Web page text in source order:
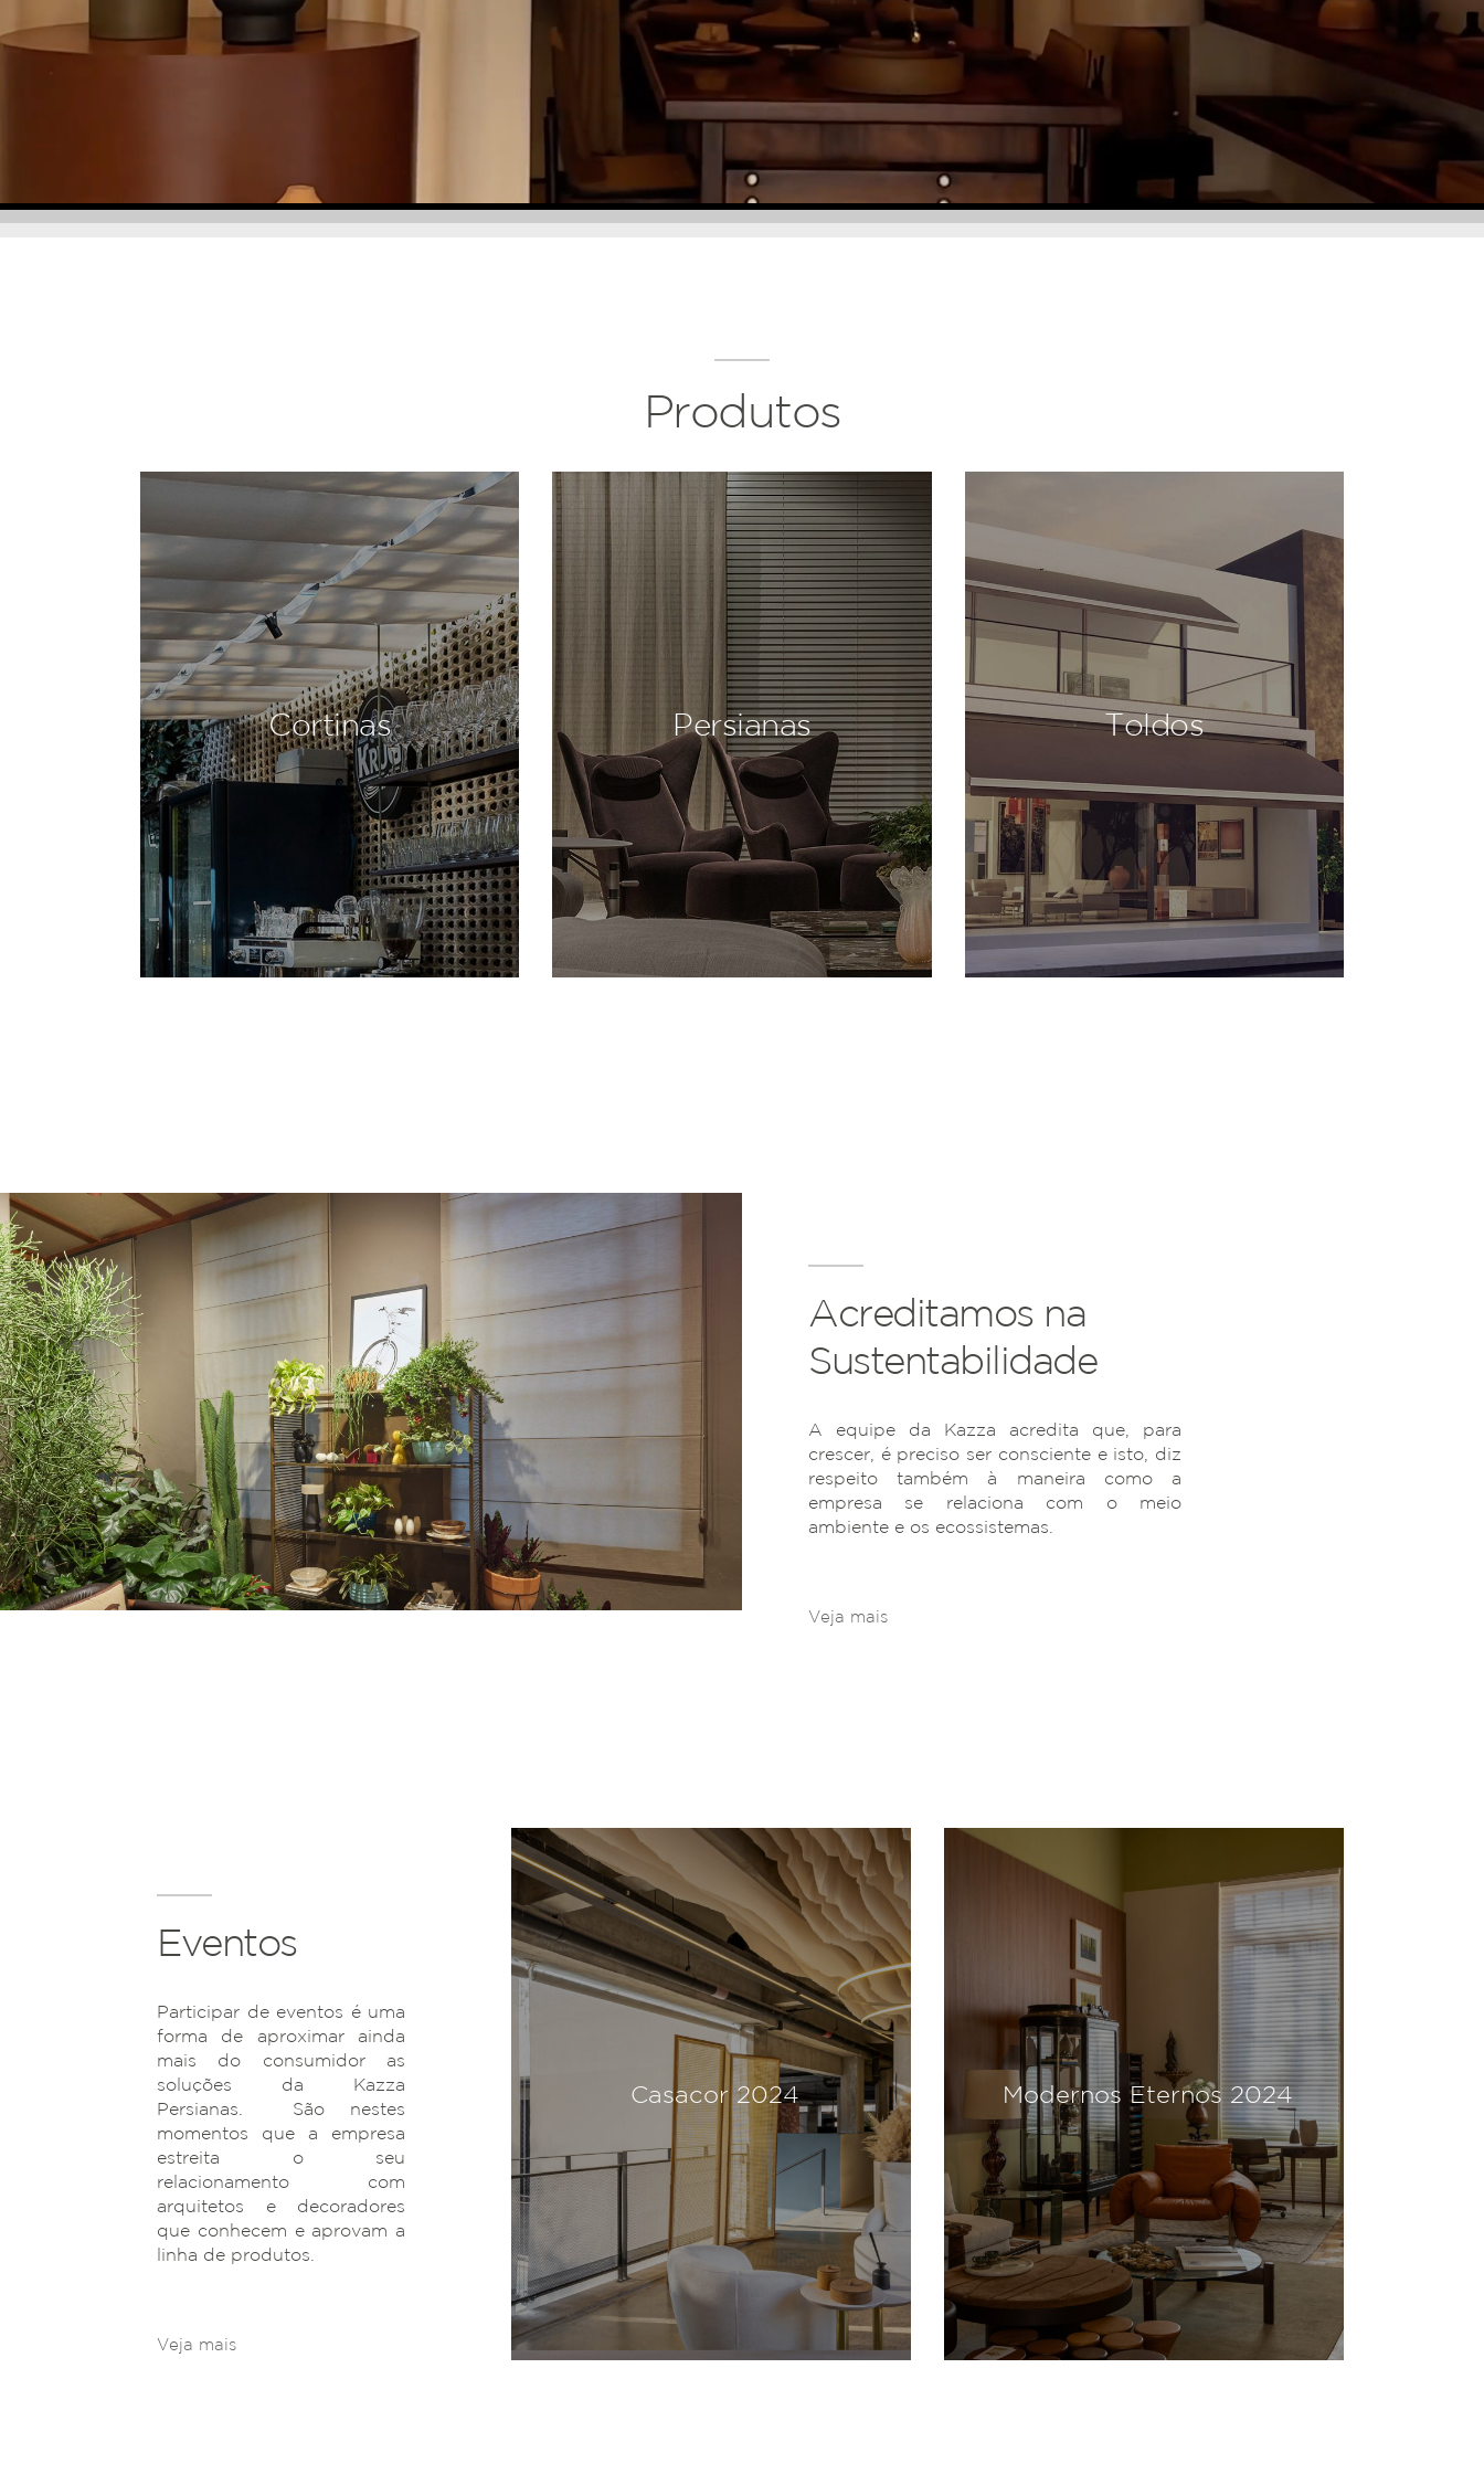
Produtos
Cortinas Persianas Toldos
Acreditamos na
Sustentabilidade
A equipe da Kazza acredita que, para
crescer, é preciso ser consciente e isto, diz
respeito também à maneira como a
empresa se relaciona com o meio
ambiente e os ecossistemas.
Veja mais
Eventos
Participar de eventos é uma
forma de aproximar ainda
mais do consumidor as
soluções da Kazza
Persianas. São nestes
momentos que a empresa
estreita o seu
relacionamento com
arquitetos e decoradores
que conhecem e aprovam a
linha de produtos.
Veja mais
Casacor 2024 Modernos Eternos 2024